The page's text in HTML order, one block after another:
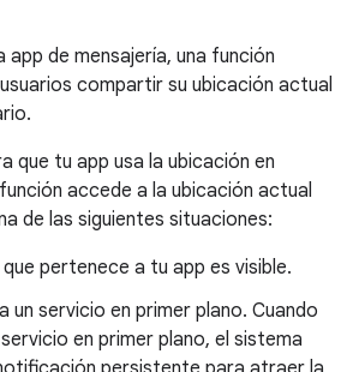
app de mensajería, una función
compartir su ubicación actual
que tu app usa la ubicación en
accede a la ubicación actual
de las siguientes situaciones:
pertenece a tu app es visible.
un servicio en primer plano. Cuando
en primer plano, el sistema